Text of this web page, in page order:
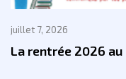
juillet 7, 2026
La rentrée 2026 au